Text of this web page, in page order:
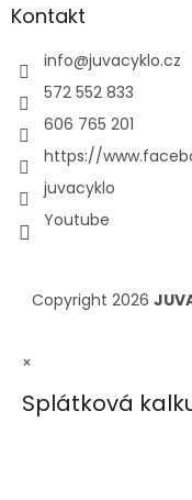
Kontakt
info@juvacyklo.cz
572 552 833
606 765 201
https://
juvacyklo
Youtube
Copyright 2026
×
Splátková